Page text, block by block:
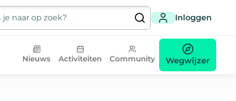
Inloggen
Nieuws Activiteiten Community Wegwijzer